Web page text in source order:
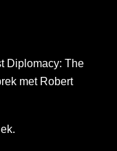
Diplomacy: The
met Robert